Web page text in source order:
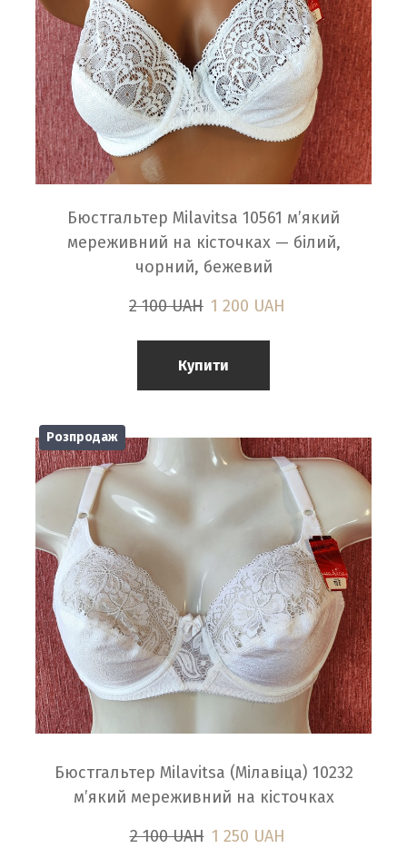
Бюстгальтер Milavitsa 10561 м’який
мереживний на кісточках — білий,
чорний, бежевий
2 100 UAH 1 200 UAH
Купити
Розпродаж
Бюстгальтер Milavitsa (Мілавіца) 10232
м’який мереживний на кісточках
2 100 UAH 1 250 UAH